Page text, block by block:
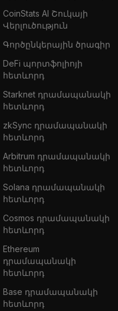
CoinStats AI Շուկայի
Վերլուծություն
Գործընկերային ծրագիր
DeFi պորտֆոլիոյի
հետևորդ
Starknet դրամապանակի
հետևորդ
zkSync դրամապանակի
հետևորդ
Arbitrum դրամապանակի
հետևորդ
Solana դրամապանակի
հետևորդ
Cosmos դրամապանակի
հետևորդ
Ethereum
դրամապանակի
հետևորդ
Base դրամապանակի
հետևորդ